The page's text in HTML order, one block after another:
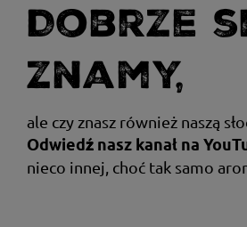
Dobrze
znamy,
ale czy znasz również naszą
Odwiedź nasz kanał na
nieco innej, choć tak samo